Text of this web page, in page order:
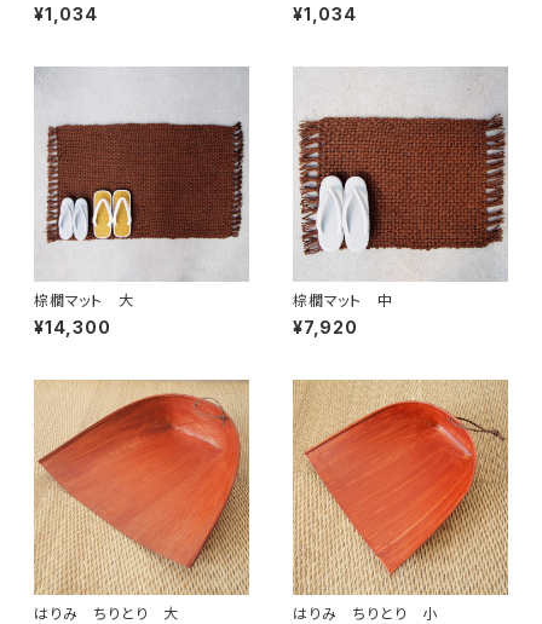
¥1,034 ¥1,034
棕櫚マット 大
¥14,300
棕櫚マット 中
¥7,920
はりみ ちりとり 大 はりみ ちりとり 小